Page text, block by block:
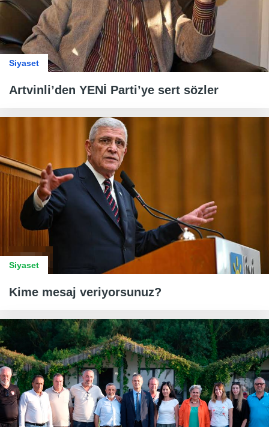
Siyaset
Artvinli’den YENİ Parti’ye sert sözler
Siyaset
Kime mesaj veriyorsunuz?